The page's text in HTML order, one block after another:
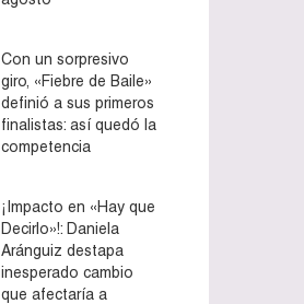
Con un sorpresivo
giro, «Fiebre de Baile»
definió a sus primeros
finalistas: así quedó la
competencia
¡Impacto en «Hay que
Decirlo»!: Daniela
Aránguiz destapa
inesperado cambio
que afectaría a